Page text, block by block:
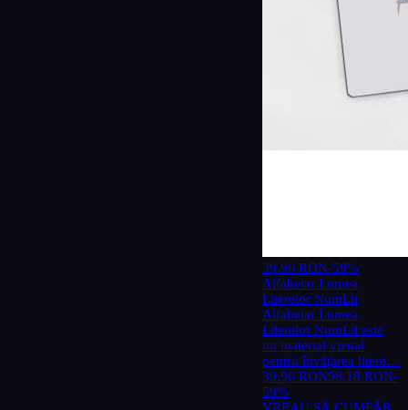
39.96 RON-59%
Alfabetar Lumea
Literelor NumLit
Alfabetar Lumea
Literelor NumLit este
un material vizual
pentru învățarea litere…
39.96 RON98.18 RON-
59%